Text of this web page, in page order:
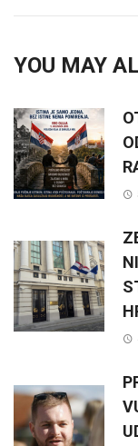
YOU MAY